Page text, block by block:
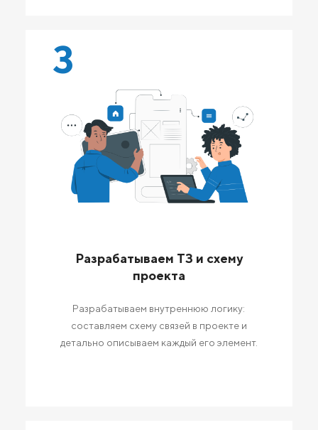
3
Разрабатываем ТЗ и схему
проекта
Разрабатываем внутреннюю логику:
составляем схему связей в проекте и
детально описываем каждый его элемент.